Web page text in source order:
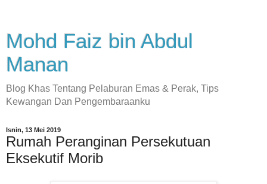
Mohd Faiz bin Abdul
Manan
Blog Khas Tentang Pelaburan Emas & Perak, Tips
Kewangan Dan Pengembaraanku
Isnin, 13 Mei 2019
Rumah Peranginan Persekutuan
Eksekutif Morib